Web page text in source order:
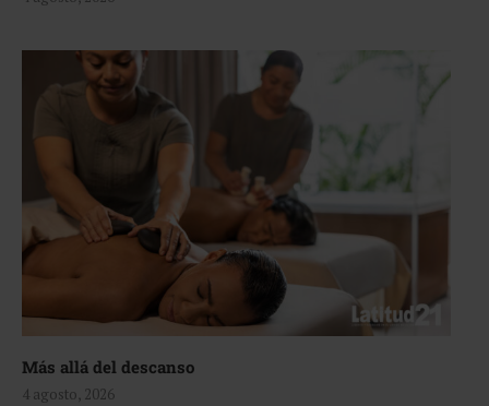
Más allá del descanso
4 agosto, 2026